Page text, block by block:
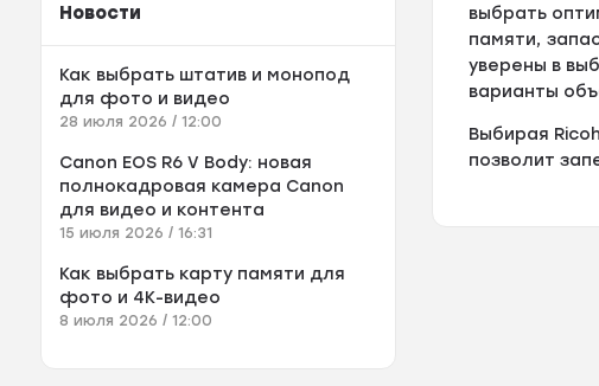
Новости
Как выбрать штатив и монопод
для фото и видео
28 июля 2026 / 12:00
Canon EOS R6 V Body: новая
полнокадровая камера Canon
для видео и контента
15 июля 2026 / 16:31
Как выбрать карту памяти для
фото и 4K-видео
8 июля 2026 / 12:00
выбрать
памяти,
уверены в
варианты
Выбирая
позволит